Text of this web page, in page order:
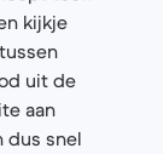
kijkje
uit de
aan
dus snel